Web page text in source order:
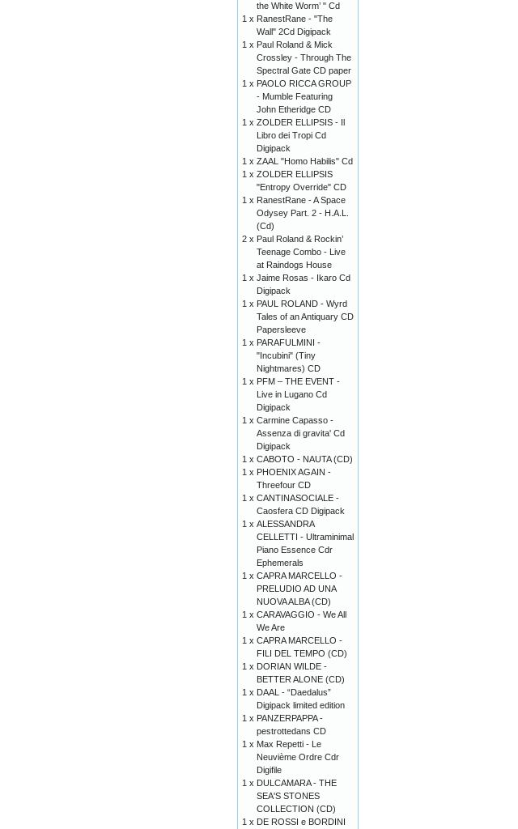
the White Worm’ " Cd
1 x RanestRane - "The
Wall" 2Cd Digipack
1 x Paul Roland & Mick
Crossley - Through The
Spectral Gate CD paper
1 x PAOLO RICCA GROUP
- Mumble Featuring
John Etheridge CD
1 x ZOLDER ELLIPSIS - Il
Libro dei Tropi Cd
Digipack
1 x ZAAL "Homo Habilis" Cd
1 x ZOLDER ELLIPSIS
"Entropy Override" CD
1 x RanestRane - A Space
Odysey Part. 2 - H.A.L.
(Cd)
2 x Paul Roland & Rockin’
Teenage Combo - Live
at Raindogs House
1 x Jaime Rosas - Ikaro Cd
Digipack
1 x PAUL ROLAND - Wyrd
Tales of an Antiquary CD
Papersleeve
1 x PARAFULMINI -
"Incubini" (Tiny
Nightmares) CD
1 x PFM – THE EVENT -
Live in Lugano Cd
Digipack
1 x Carmine Capasso -
Assenza di gravita' Cd
Digipack
1 x CABOTO - NAUTA (CD)
1 x PHOENIX AGAIN -
Threefour CD
1 x CANTINASOCIALE -
Caosfera CD Digipack
1 x ALESSANDRA
CELLETTI - Ultraminimal
Piano Essence Cdr
Ephemerals
1 x CAPRA MARCELLO -
PRELUDIO AD UNA
NUOVA ALBA (CD)
1 x CARAVAGGIO - We All
We Are
1 x CAPRA MARCELLO -
FILI DEL TEMPO (CD)
1 x DORIAN WILDE -
BETTER ALONE (CD)
1 x DAAL - “Daedalus”
Digipack limited edition
1 x PANZERPAPPA -
pestrottedans CD
1 x Max Repetti - Le
Neuvième Ordre Cdr
Digifile
1 x DULCAMARA - THE
SEA'S STONES
COLLECTION (CD)
1 x DE ROSSI e BORDINI